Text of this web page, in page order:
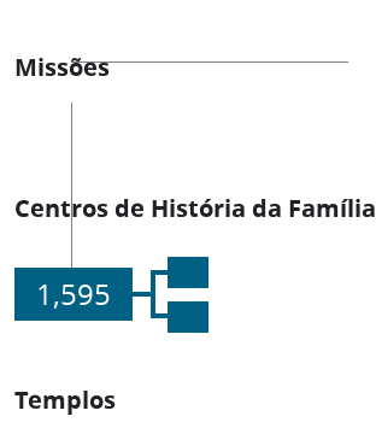
Missões
Centros de História da Família
1,595
Templos